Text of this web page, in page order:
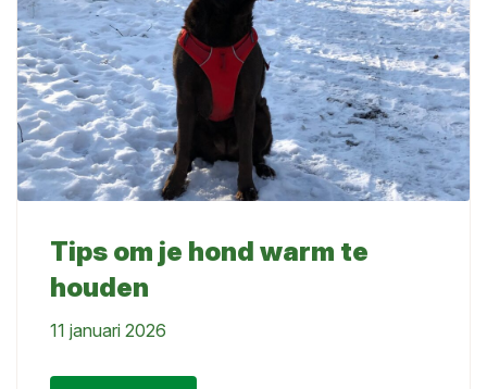
Tips om je hond warm te
houden
11 januari 2026